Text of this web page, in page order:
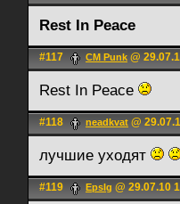
Rest In Peace
#117 CM Punk @
Rest In Peace
#118 neadkvat @
лучшие уходят
#119 EpsIg @ 29.07.10